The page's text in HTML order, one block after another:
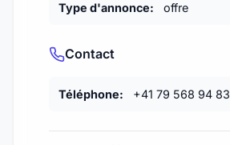
Type d'annonce: offre
Contact
Téléphone: +41 79 568 94 83